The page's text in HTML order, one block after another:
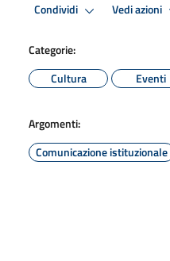
Condividi Vedi azioni
Categorie:
Cultura
Eventi
Argomenti:
Comunicazione istituzionale